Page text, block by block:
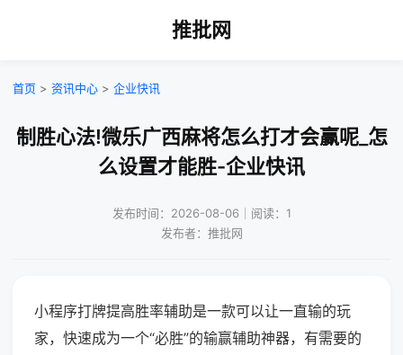
推批网
首页 > 资讯中心 > 企业快讯
制胜心法!微乐广西麻将怎么打才会赢呢_怎
么设置才能胜-企业快讯
发布时间：2026-08-06｜阅读：1
发布者：推批网
小程序打牌提高胜率辅助是一款可以让一直输的玩
家，快速成为一个“必胜”的输赢辅助神器，有需要的